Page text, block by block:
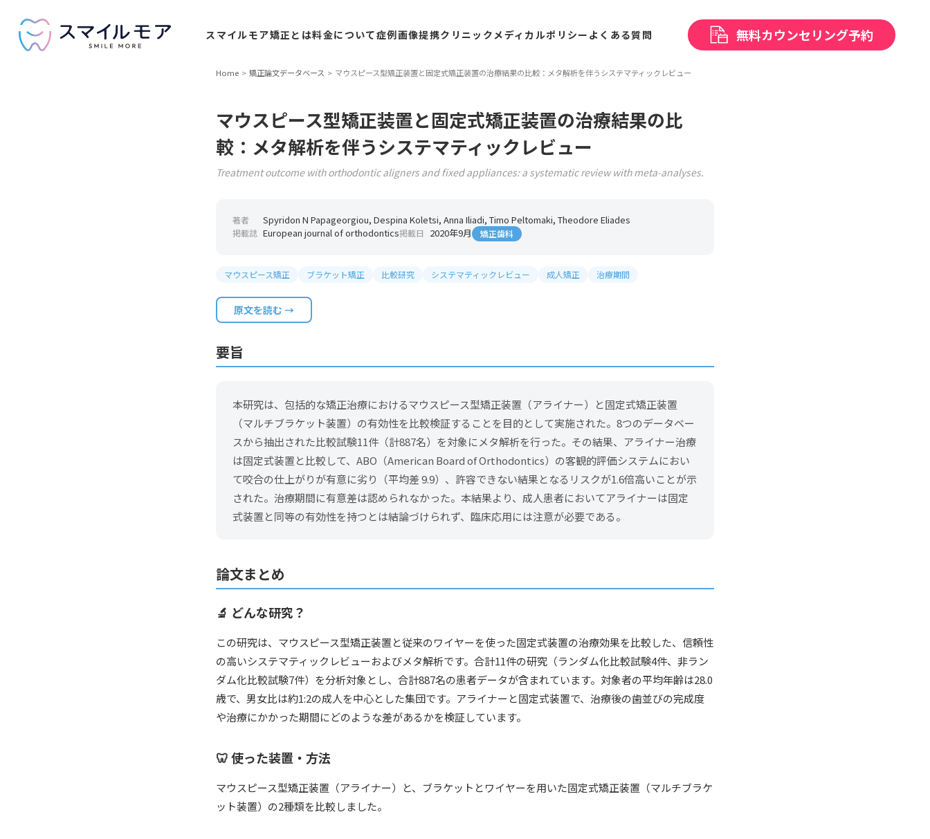
スマイルモア矯正とは料金について症例画像提携クリニックメディカルポリシー よくある質問 無料カウンセリング予約
Home 矯正論文データベース マウスピース型矯正装置と固定式矯正装置の治療結果の比較：メタ解析を伴うシステマティックレビュー
マウスピース型矯正装置と固定式矯正装置の治療結果の比
較：メタ解析を伴うシステマティックレビュー
Treatment outcome with orthodontic aligners and fixed appliances: a systematic review with meta-analyses.
著者 Spyridon N Papageorgiou, Despina Koletsi, Anna Iliadi, Timo Peltomaki, Theodore Eliades
掲載誌 European journal of orthodontics掲載日 2020年9月 矯正歯科
マウスピース矯正 ブラケット矯正 比較研究 システマティックレビュー 成人矯正 治療期間
原文を読む →
要旨
本研究は、包括的な矯正治療におけるマウスピース型矯正装置（アライナー）と固定式矯正装置
（マルチブラケット装置）の有効性を比較検証することを目的として実施された。8つのデータベー
スから抽出された比較試験11件（計887名）を対象にメタ解析を行った。その結果、アライナー治療
は固定式装置と比較して、ABO（American Board of Orthodontics）の客観的評価システムにおい
て咬合の仕上がりが有意に劣り（平均差 9.9）、許容できない結果となるリスクが1.6倍高いことが示
された。治療期間に有意差は認められなかった。本結果より、成人患者においてアライナーは固定
式装置と同等の有効性を持つとは結論づけられず、臨床応用には注意が必要である。
論文まとめ
🔬 どんな研究？
この研究は、マウスピース型矯正装置と従来のワイヤーを使った固定式装置の治療効果を比較した、信頼性
の高いシステマティックレビューおよびメタ解析です。合計11件の研究（ランダム化比較試験4件、非ラン
ダム化比較試験7件）を分析対象とし、合計887名の患者データが含まれています。対象者の平均年齢は28.0
歳で、男女比は約1:2の成人を中心とした集団です。アライナーと固定式装置で、治療後の歯並びの完成度
や治療にかかった期間にどのような差があるかを検証しています。
🦷 使った装置・方法
マウスピース型矯正装置（アライナー）と、ブラケットとワイヤーを用いた固定式矯正装置（マルチブラケ
ット装置）の2種類を比較しました。